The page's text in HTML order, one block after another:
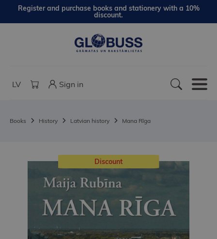
Register and purchase books and stationery with a 10%
discount.
LV Sign in
Books History Latvian history Mana Rīga
Discount